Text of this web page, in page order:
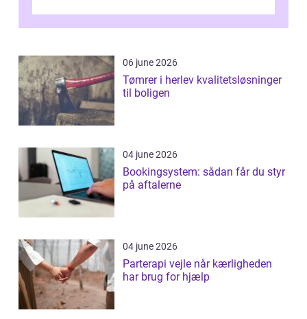
06 june 2026
Tømrer i herlev kvalitetsløsninger
til boligen
04 june 2026
Bookingsystem: sådan får du styr
på aftalerne
04 june 2026
Parterapi vejle når kærligheden
har brug for hjælp